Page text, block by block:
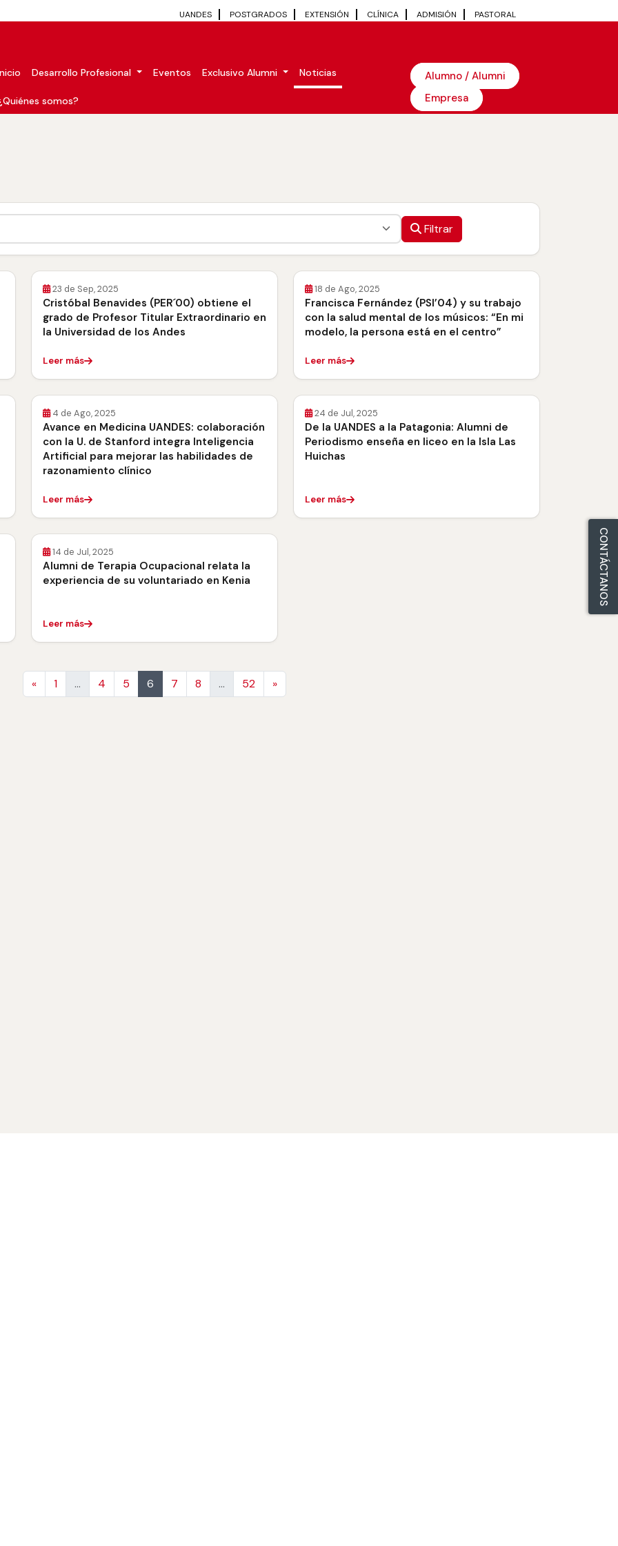
UANDES POSTGRADOS EXTENSIÓN CLÍNICA ADMISIÓN PASTORAL
Desarrollo Profesional Eventos Exclusivo Alumni Noticias
somos?
Alumno / Alumni
Empresa
Filtrar
23 de Sep, 2025
Cristóbal Benavides (PER´00) obtiene el
grado de Profesor Titular Extraordinario en
la Universidad de los Andes
Leer más
18 de Ago, 2025
Francisca Fernández (PSI’04) y su trabajo
con la salud mental de los músicos: “En mi
modelo, la persona está en el centro”
Leer más
4 de Ago, 2025
Avance en Medicina UANDES: colaboración
con la U. de Stanford integra Inteligencia
Artificial para mejorar las habilidades de
razonamiento clínico
Leer más
24 de Jul, 2025
De la UANDES a la Patagonia: Alumni de
Periodismo enseña en liceo en la Isla Las
Huichas
Leer más
14 de Jul, 2025
Alumni de Terapia Ocupacional relata la
experiencia de su voluntariado en Kenia
Leer más
«Anterior
1 … 4 5 6 7 8 … 52 »Siguiente
CONTÁCTANOS